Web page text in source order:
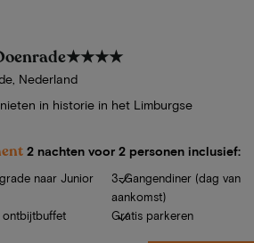
★★★★
Nederland
in historie in het Limburgse
2 nachten voor 2 personen inclusief:
naar Junior
ontbijtbuffet
3-Gangendiner (dag van
aankomst)
Gratis parkeren